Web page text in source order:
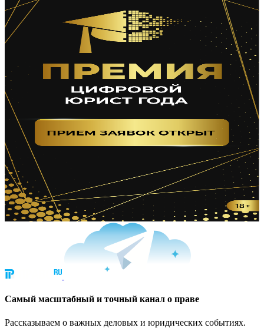
Cамый масштабный и точный канал о праве
Рассказываем о важных деловых и юридических событиях.